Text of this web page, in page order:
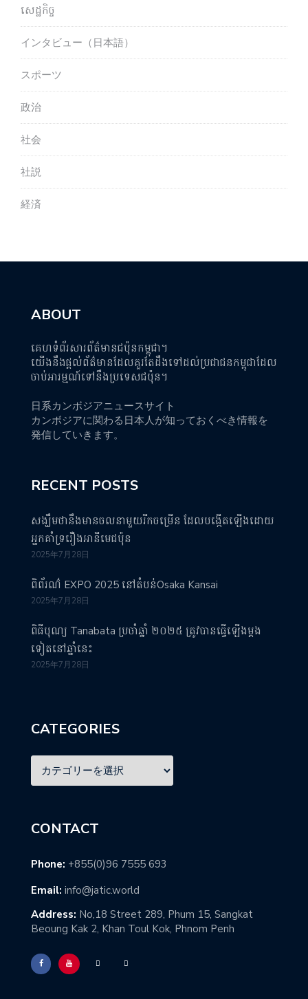
សេដ្ឋកិច្ច
インタビュー（日本語）
スポーツ
政治
社会
社説
経済
ABOUT
គេហទំព័រសារព័ត៌មានជប៉ុនកម្ពុជា។
យើងនឹងផ្តល់ព័ត៌មានដែលគួរតែដឹងទៅដល់ប្រជាជនកម្ពុជាដែល
ចាប់អារម្មណ៍ទៅនឹងប្រទេសជប៉ុន។
日系カンボジアニュースサイト
カンボジアに関わる日本人が知っておくべき情報を
発信していきます。
RECENT POSTS
សង្ឃឹមថានឹងមានចលនាមួយរីកចម្រើន ដែលបង្កើតឡើងដោយ
អ្នកគាំទ្ររឿងអានីមេជប៉ុន
2025年7月28日
ពិព័រណ៌ EXPO 2025 នៅតំបន់Osaka Kansai
2025年7月28日
ពិធីបុណ្យ Tanabata ប្រចាំឆ្នាំ ២០២៥ ត្រូវបានធ្វើឡើងម្តង
ទៀតនៅឆ្នាំនេះ
2025年7月28日
CATEGORIES
CONTACT
Phone: +855(0)96 7555 693
Email: info@jatic.world
Address: No,18 Street 289, Phum 15, Sangkat
Beoung Kak 2, Khan Toul Kok, Phnom Penh